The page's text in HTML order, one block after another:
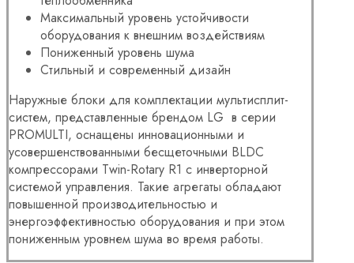
Максимальный уровень устойчивости
оборудования к внешним воздействиям
Пониженный уровень шума
Стильный и современный дизайн
Наружные блоки для комплектации мультисплит-
систем, представленные брендом LG в серии
PROMULTI, оснащены инновационными и
усовершенствованными бесщеточными BLDC
компрессорами Twin-Rotary R1 с инверторной
системой управления. Такие агрегаты обладают
повышенной производительностью и
энергоэффективностью оборудования и при этом
пониженным уровнем шума во время работы.